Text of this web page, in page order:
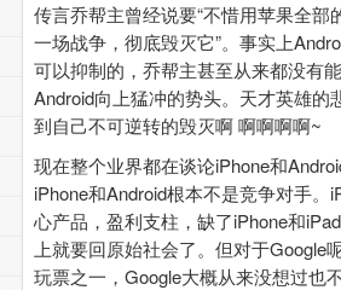
传言乔帮主曾经说要“不惜用苹果全部
一场战争，彻底毁灭它”。事实上
可以抑制的，乔帮主甚至从来都没有
Android向上猛冲的势头。天才英雄的
到自己不可逆转的毁灭啊 啊啊啊啊~
现在整个业界都在谈论iPhone和
iPhone和Android根本不是竞争对手。
心产品，盈利支柱，缺了iPhone和
上就要回原始社会了。但对于Google
玩票之一，Google大概从来没想过也